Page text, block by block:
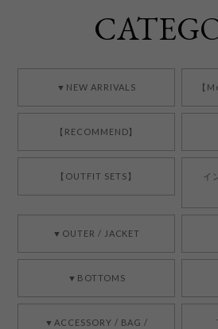
▼NEW ARRIVALS 【
【RECOMMEND】
【OUTFIT SETS】
イ
▼OUTER / JACKET
▼BOTTOMS
▼ACCESSORY / BAG /